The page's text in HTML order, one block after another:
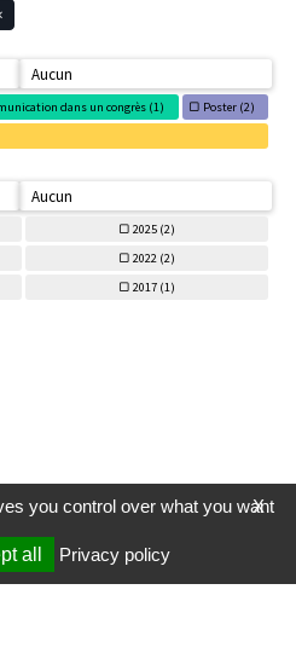
Aucun
dans un congrès (1) Poster (2)
Aucun
2025 (2)
2022 (2)
2017 (1)
X
you control over what you want
all
Privacy policy